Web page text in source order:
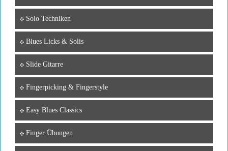
Solo Techniken
Blues Licks & Solis
Slide Gitarre
Fingerpicking & Fingerstyle
Easy Blues Classics
Finger Übungen